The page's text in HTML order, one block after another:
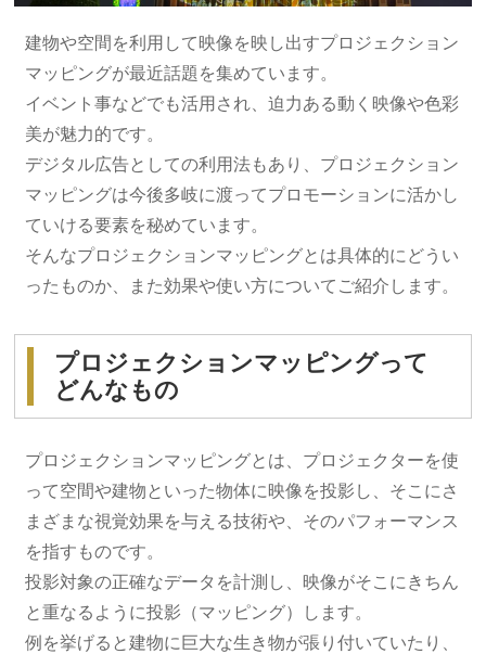
建物や空間を利用して映像を映し出すプロジェクション
マッピングが最近話題を集めています。
イベント事などでも活用され、迫力ある動く映像や色彩
美が魅力的です。
デジタル広告としての利用法もあり、プロジェクション
マッピングは今後多岐に渡ってプロモーションに活かし
ていける要素を秘めています。
そんなプロジェクションマッピングとは具体的にどうい
ったものか、また効果や使い方についてご紹介します。
プロジェクションマッピングって
どんなもの
プロジェクションマッピングとは、プロジェクターを使
って空間や建物といった物体に映像を投影し、そこにさ
まざまな視覚効果を与える技術や、そのパフォーマンス
を指すものです。
投影対象の正確なデータを計測し、映像がそこにきちん
と重なるように投影（マッピング）します。
例を挙げると建物に巨大な生き物が張り付いていたり、